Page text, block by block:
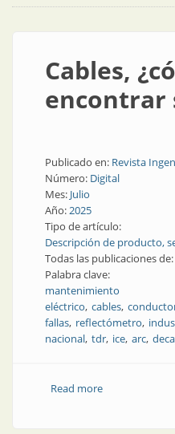
Cables,
encontrar
Publicado en: Revista
Número: Digital
Mes: Julio
Año:2025
Tipo de artículo:
Descripción de producto,
Todas las publicaciones de:
Palabra clave:
mantenimiento
eléctrico cables
fallas reflectómetro
nacional tdr ice arc
Read moreabout Cables,